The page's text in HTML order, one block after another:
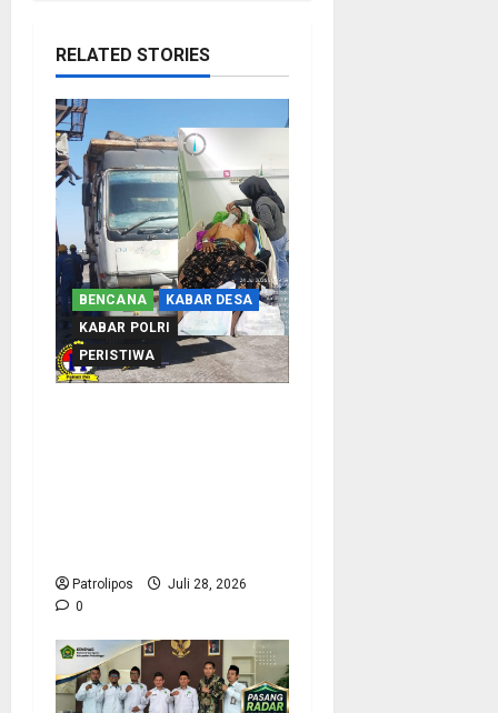
RELATED STORIES
BENCANA
KABAR DESA
KABAR POLRI
PERISTIWA
Patrolipos
Juli 28, 2026
0